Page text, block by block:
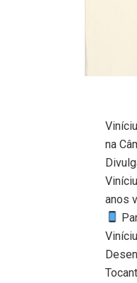
na
anos